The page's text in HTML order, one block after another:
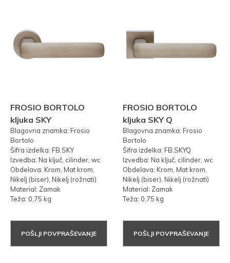
FROSIO BORTOLO
kljuka SKY
Blagovna znamka: Frosio
Bortolo
Šifra izdelka: FB.SKY
Izvedba: Na ključ, cilinder, wc
Obdelava: Krom, Mat krom,
Nikelj (biser), Nikelj (rožnati)
Material: Zamak
Teža: 0,75 kg
POŠLJI POVPRAŠEVANJE
FROSIO BORTOLO
kljuka SKY Q
Blagovna znamka: Frosio
Bortolo
Šifra izdelka: FB.SKYQ
Izvedba: Na ključ, cilinder, wc
Obdelava: Krom, Mat krom,
Nikelj (biser), Nikelj (rožnati)
Material: Zamak
Teža: 0,75 kg
POŠLJI POVPRAŠEVANJE